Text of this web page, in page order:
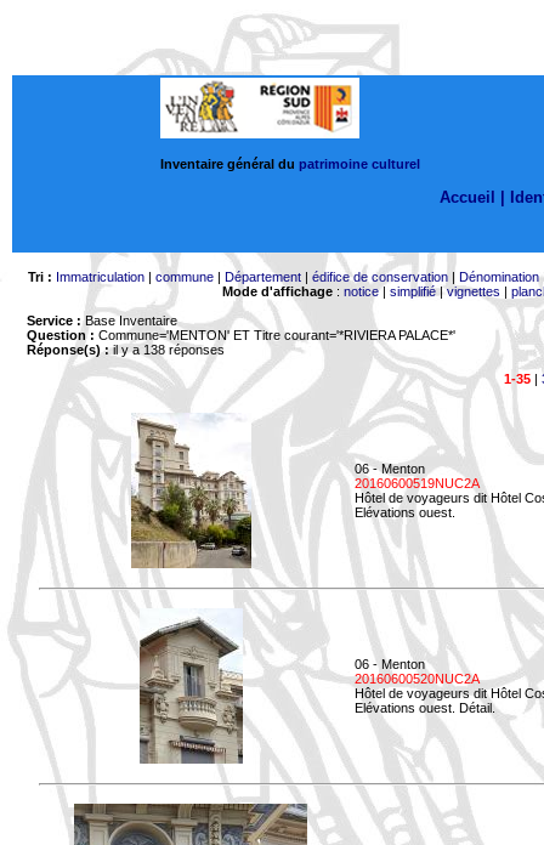
Inventaire général du patrimoine culturel
Accueil |
Tri : Immatriculation| commune| Département| édifice de conservation| Dénomination
Mode d'affichage: notice| simplifié|vignettes |
Service : Base Inventaire
Question : Commune='MENTON' ET Titre courant='*RIVIERA PALACE*'
Réponse(s) :il y a 138 réponses
1-35|
06 - Menton
20160600519NUC2A
Hôtel de voyageurs dit Hôtel
Elévations ouest.
06 - Menton
20160600520NUC2A
Hôtel de voyageurs dit Hôtel
Elévations ouest. Détail.